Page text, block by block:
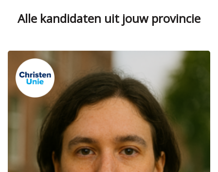
Alle kandidaten uit jouw provincie